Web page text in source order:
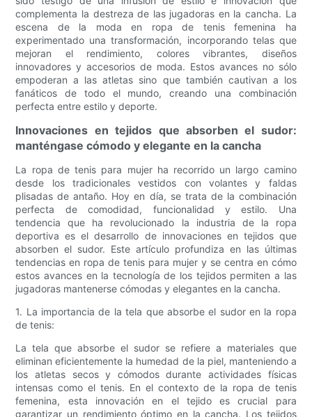
complementa la destreza de las jugadoras en la cancha. La
escena de la moda en ropa de tenis femenina ha
experimentado una transformación, incorporando telas que
mejoran el rendimiento, colores vibrantes, diseños
innovadores y accesorios de moda. Estos avances no sólo
empoderan a las atletas sino que también cautivan a los
fanáticos de todo el mundo, creando una combinación
perfecta entre estilo y deporte.
Innovaciones en tejidos que absorben el sudor:
manténgase cómodo y elegante en la cancha
La ropa de tenis para mujer ha recorrido un largo camino
desde los tradicionales vestidos con volantes y faldas
plisadas de antaño. Hoy en día, se trata de la combinación
perfecta de comodidad, funcionalidad y estilo. Una
tendencia que ha revolucionado la industria de la ropa
deportiva es el desarrollo de innovaciones en tejidos que
absorben el sudor. Este artículo profundiza en las últimas
tendencias en ropa de tenis para mujer y se centra en cómo
estos avances en la tecnología de los tejidos permiten a las
jugadoras mantenerse cómodas y elegantes en la cancha.
1. La importancia de la tela que absorbe el sudor en la ropa
de tenis:
La tela que absorbe el sudor se refiere a materiales que
eliminan eficientemente la humedad de la piel, manteniendo a
los atletas secos y cómodos durante actividades físicas
intensas como el tenis. En el contexto de la ropa de tenis
femenina, esta innovación en el tejido es crucial para
garantizar un rendimiento óptimo en la cancha. Los tejidos